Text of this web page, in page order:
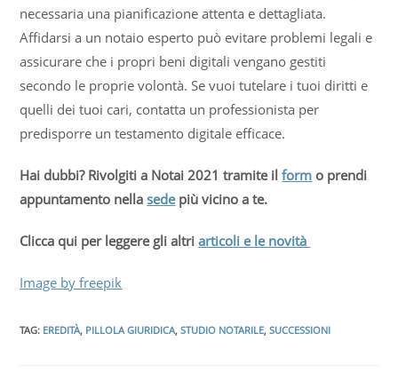
necessaria una pianificazione attenta e dettagliata.
Affidarsi a un notaio esperto può evitare problemi legali e
assicurare che i propri beni digitali vengano gestiti
secondo le proprie volontà. Se vuoi tutelare i tuoi diritti e
quelli dei tuoi cari, contatta un professionista per
predisporre un testamento digitale efficace.
Hai dubbi? Rivolgiti a Notai 2021 tramite ilform o prendi
appuntamento nellasedepiù vicino a te.
Clicca qui per leggere gli altriarticoli e le novità
Image by freepik
TAG: EREDITÀ, PILLOLA GIURIDICA, STUDIO NOTARILE, SUCCESSIONI